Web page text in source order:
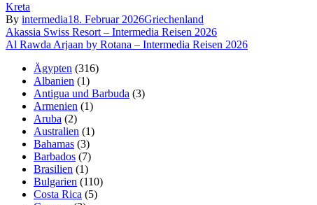
Kreta
By intermedia18. Februar 2026Griechenland
Beitragsnavigation
Akassia Swiss Resort – Intermedia Reisen 2026
Al Rawda Arjaan by Rotana – Intermedia Reisen 2026
Ägypten (316)
Albanien (1)
Antigua und Barbuda (3)
Armenien (1)
Aruba (2)
Australien (1)
Bahamas (3)
Barbados (7)
Brasilien (1)
Bulgarien (110)
Costa Rica (5)